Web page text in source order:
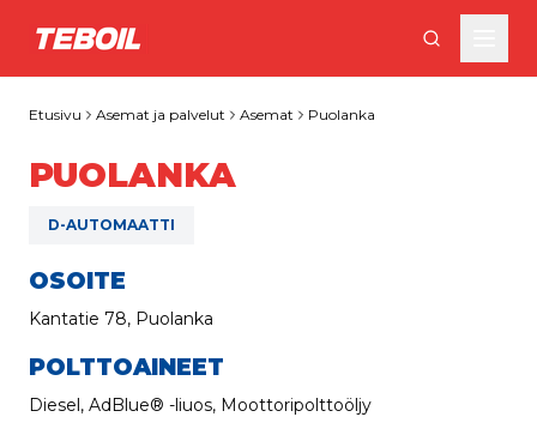
Siirry pääsisältöön
Etusivu Asemat ja palvelut Asemat Puolanka
PUOLANKA
D-AUTOMAATTI
OSOITE
Kantatie 78, Puolanka
POLTTOAINEET
Diesel, AdBlue® -liuos, Moottoripolttoöljy